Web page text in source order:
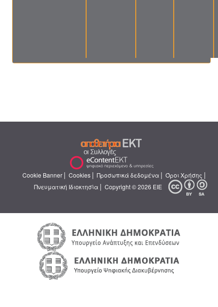
Cookie Banner | Cookies | Προσωπικά δεδομένα | Όροι Χρήσης |
Πνευματική Ιδιοκτησία | Copyright © 2026 ΕΙΕ